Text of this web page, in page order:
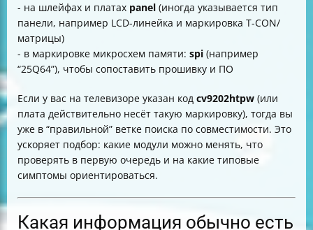
- на шлейфах и платах panel (иногда указывается тип
панели, например LCD-линейка и маркировка T-CON/
матрицы)
- в маркировке микросхем памяти: spi (например
“25Q64”), чтобы сопоставить прошивку и ПО
Если у вас на телевизоре указан код cv9202htpw (или
плата действительно несёт такую маркировку), тогда вы
уже в “правильной” ветке поиска по совместимости. Это
ускоряет подбор: какие модули можно менять, что
проверять в первую очередь и на какие типовые
симптомы ориентироваться.
Какая информация обычно есть